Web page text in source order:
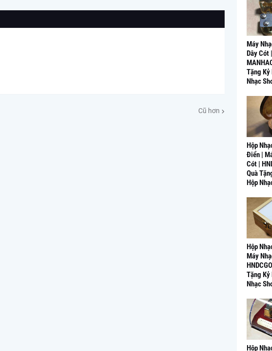
Cũ hơn
Máy
Dây Cót |
Tặng Kỷ
Nhạc
Hộp
Điển |
Cót |
Quà
Hộp
Hộp
Máy
Tặng Kỷ
Nhạc
Hộp